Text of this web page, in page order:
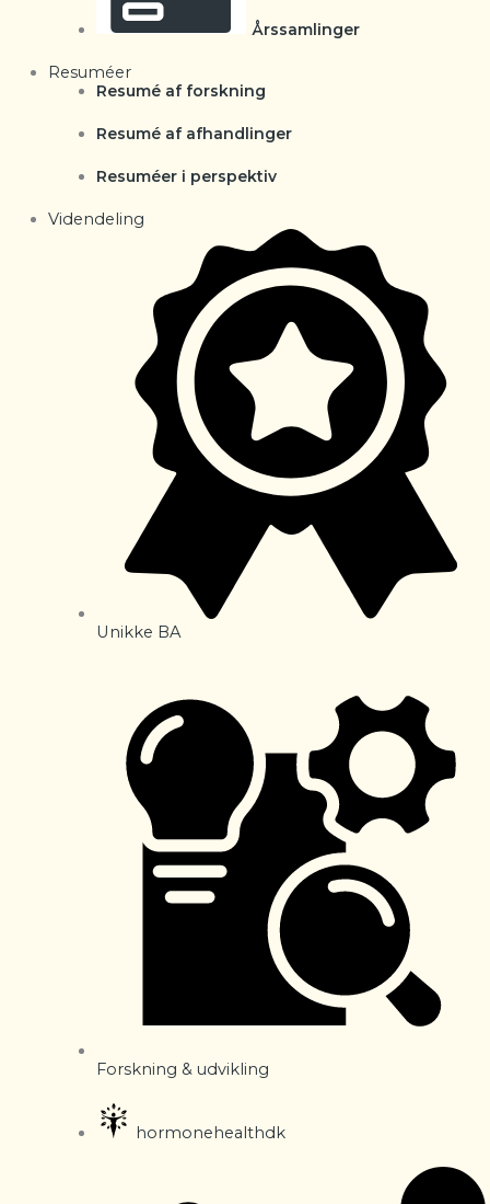
Årssamlinger
Resuméer
Resumé af forskning
Resumé af afhandlinger
Resuméer i perspektiv
Videndeling
Unikke BA
Forskning & udvikling
hormonehealthdk